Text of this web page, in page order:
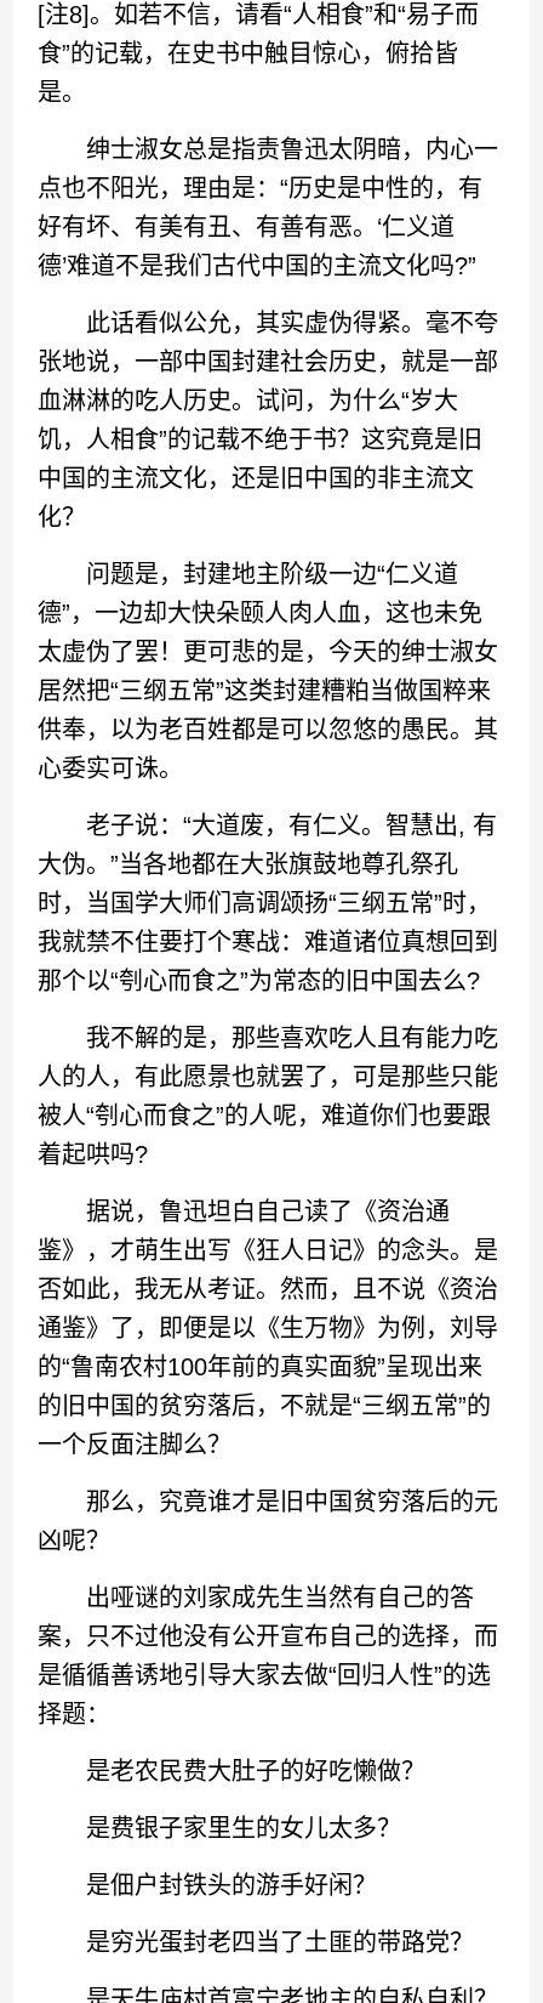
[注8]。如若不信，请看“人相食”和“易子而
食”的记载，在史书中触目惊心，俯拾皆
是。
绅士淑女总是指责鲁迅太阴暗，内心一
点也不阳光，理由是：“历史是中性的，有
好有坏、有美有丑、有善有恶。‘仁义道
德’难道不是我们古代中国的主流文化吗?”
此话看似公允，其实虚伪得紧。毫不夸
张地说，一部中国封建社会历史，就是一部
血淋淋的吃人历史。试问，为什么“岁大
饥，人相食”的记载不绝于书？这究竟是旧
中国的主流文化，还是旧中国的非主流文
化？
问题是，封建地主阶级一边“仁义道
德”，一边却大快朵颐人肉人血，这也未免
太虚伪了罢！更可悲的是，今天的绅士淑女
居然把“三纲五常”这类封建糟粕当做国粹来
供奉，以为老百姓都是可以忽悠的愚民。其
心委实可诛。
老子说：“大道废，有仁义。智慧出, 有
大伪。”当各地都在大张旗鼓地尊孔祭孔
时，当国学大师们高调颂扬“三纲五常”时，
我就禁不住要打个寒战：难道诸位真想回到
那个以“刳心而食之”为常态的旧中国去么?
我不解的是，那些喜欢吃人且有能力吃
人的人，有此愿景也就罢了，可是那些只能
被人“刳心而食之”的人呢，难道你们也要跟
着起哄吗?
据说，鲁迅坦白自己读了《资治通
鉴》，才萌生出写《狂人日记》的念头。是
否如此，我无从考证。然而，且不说《资治
通鉴》了，即便是以《生万物》为例，刘导
的“鲁南农村100年前的真实面貌”呈现出来
的旧中国的贫穷落后，不就是“三纲五常”的
一个反面注脚么？
那么，究竟谁才是旧中国贫穷落后的元
凶呢？
出哑谜的刘家成先生当然有自己的答
案，只不过他没有公开宣布自己的选择，而
是循循善诱地引导大家去做“回归人性”的选
择题：
是老农民费大肚子的好吃懒做？
是费银子家里生的女儿太多？
是佃户封铁头的游手好闲？
是穷光蛋封老四当了土匪的带路党？